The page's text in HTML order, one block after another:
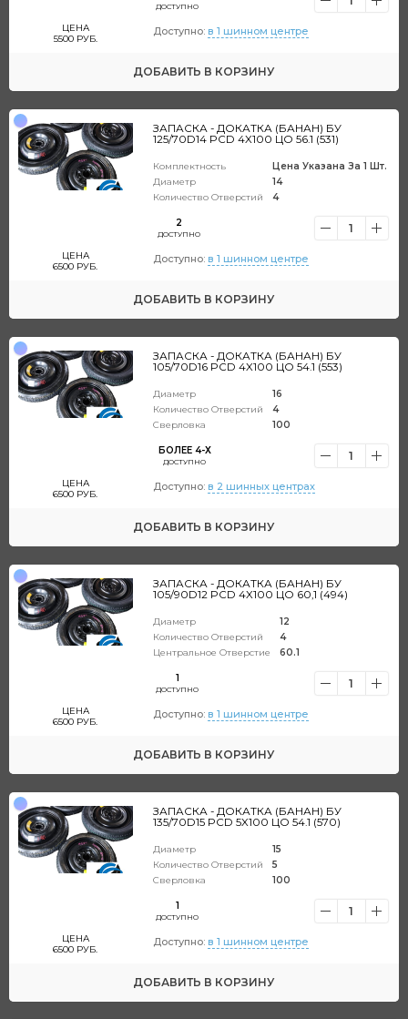
ЦЕНА
5500РУБ.
ДОСТУПНО
Доступно: в 1 шинном центре
ДОБАВИТЬ В КОРЗИНУ
ЦЕНА
6500 РУБ.
ЗАПАСКА - ДОКАТКА (БАНАН) БУ
125/70D14 PCD 4X100 ЦО 56.1 (531)
Комплектность
Диаметр
Количество Отверстий
Цена Указана За 1 Шт.
14
4
2
ДОСТУПНО 1
Доступно: в 1 шинном центре
ДОБАВИТЬ В КОРЗИНУ
ЦЕНА
6500 РУБ.
ЗАПАСКА - ДОКАТКА (БАНАН) БУ
105/70D16 PCD 4X100 ЦО 54.1 (553)
Диаметр
Количество Отверстий
Сверловка
16
4
100
БОЛЕЕ 4-Х
ДОСТУПНО 1
Доступно: в 2 шинных центрах
ДОБАВИТЬ В КОРЗИНУ
ЦЕНА
6500 РУБ.
ЗАПАСКА - ДОКАТКА (БАНАН) БУ
105/90D12 PCD 4X100 ЦО 60,1 (494)
Диаметр
Количество Отверстий
Центральное Отверстие
12
4
60.1
1
ДОСТУПНО 1
Доступно: в 1 шинном центре
ДОБАВИТЬ В КОРЗИНУ
ЦЕНА
6500 РУБ.
ЗАПАСКА - ДОКАТКА (БАНАН) БУ
135/70D15 PCD 5X100 ЦО 54.1 (570)
Диаметр
Количество Отверстий
Сверловка
15
5
100
1
ДОСТУПНО 1
Доступно: в 1 шинном центре
ДОБАВИТЬ В КОРЗИНУ